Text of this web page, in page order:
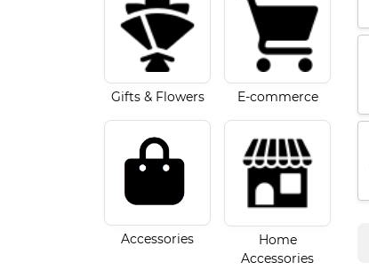
Gifts & Flowers E-commerce
Accessories
Home
Accessories